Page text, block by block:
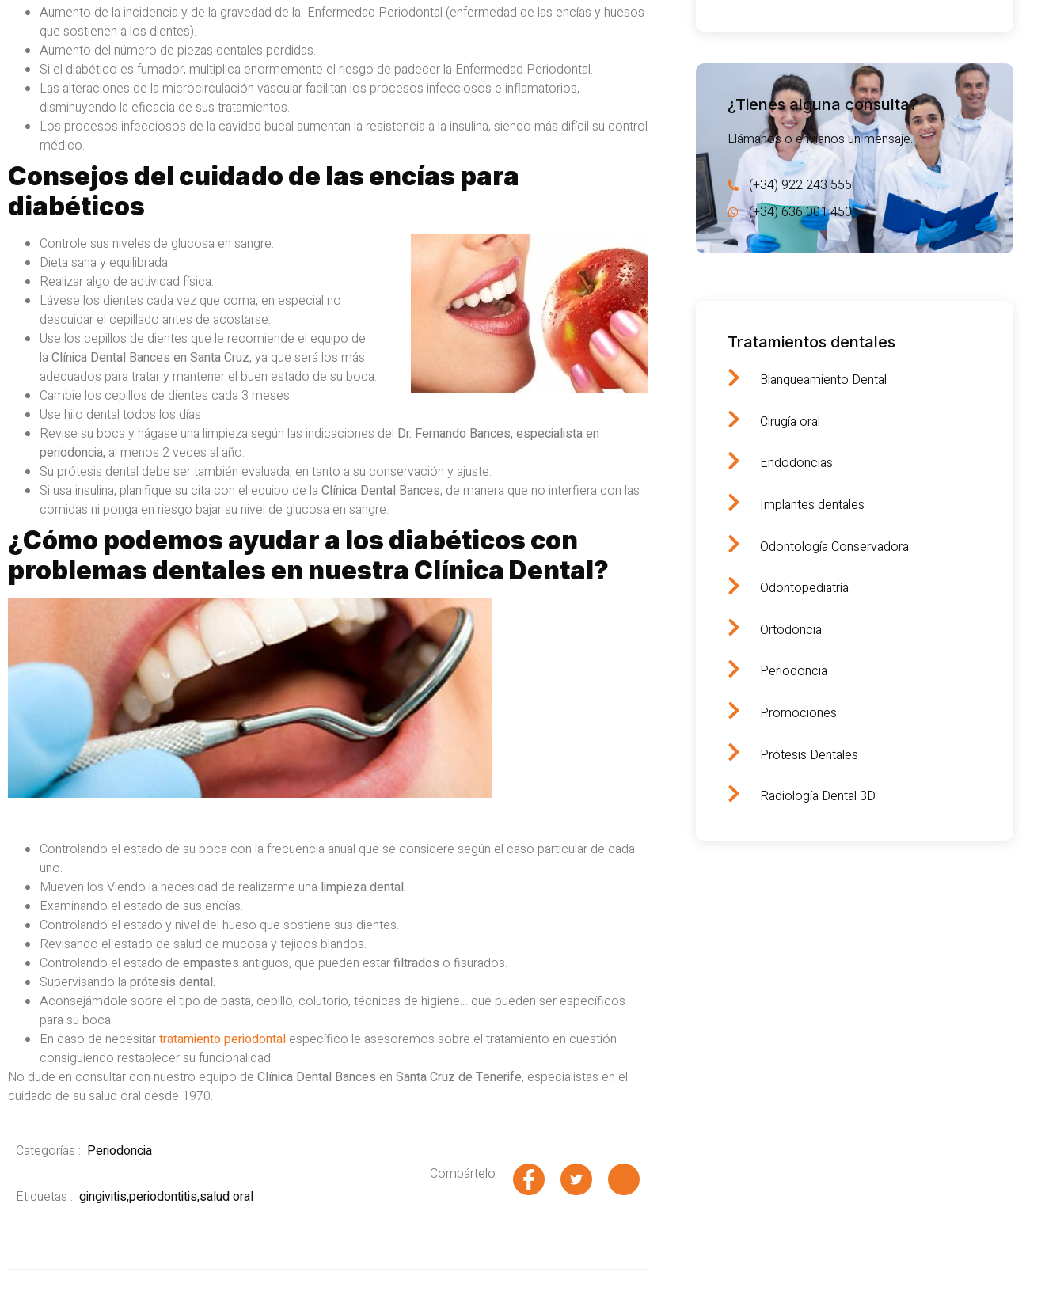
Aumento de la incidencia y de la gravedad de la Enfermedad Periodontal (enfermedad de las encías y huesos
que sostienen a los dientes).
Aumento del número de piezas dentales perdidas.
Si el diabético es fumador, multiplica enormemente el riesgo de padecer la Enfermedad Periodontal.
Las alteraciones de la microcirculación vascular facilitan los procesos infecciosos e inflamatorios,
disminuyendo la eficacia de sus tratamientos.
Los procesos infecciosos de la cavidad bucal aumentan la resistencia a la insulina, siendo más difícil su control
médico.
Consejos del cuidado de las encías para
diabéticos
Controle sus niveles de glucosa en sangre.
Dieta sana y equilibrada.
Realizar algo de actividad física.
Lávese los dientes cada vez que coma, en especial no
descuidar el cepillado antes de acostarse.
Use los cepillos de dientes que le recomiende el equipo de
la Clínica Dental Bances en Santa Cruz, ya que será los más
adecuados para tratar y mantener el buen estado de su boca.
Cambie los cepillos de dientes cada 3 meses.
Use hilo dental todos los días
Revise su boca y hágase una limpieza según las indicaciones del Dr. Fernando Bances, especialista en
periodoncia, al menos 2 veces al año.
Su prótesis dental debe ser también evaluada, en tanto a su conservación y ajuste.
Si usa insulina, planifique su cita con el equipo de la Clínica Dental Bances, de manera que no interfiera con las
comidas ni ponga en riesgo bajar su nivel de glucosa en sangre.
¿Cómo podemos ayudar a los diabéticos con
problemas dentales en nuestra Clínica Dental?
Controlando el estado de su boca con la frecuencia anual que se considere según el caso particular de cada
uno.
Mueven los Viendo la necesidad de realizarme una limpieza dental.
Examinando el estado de sus encías.
Controlando el estado y nivel del hueso que sostiene sus dientes.
Revisando el estado de salud de mucosa y tejidos blandos.
Controlando el estado de empastes antiguos, que pueden estarfiltrados o fisurados.
Supervisando la prótesis dental.
Aconsejámdole sobre el tipo de pasta, cepillo, colutorio, técnicas de higiene… que pueden ser específicos
para su boca.
En caso de necesitartratamiento periodontal específico le asesoremos sobre el tratamiento en cuestión
consiguiendo restablecer su funcionalidad.
No dude en consultar con nuestro equipo de Clínica Dental Bances en Santa Cruz de Tenerife, especialistas en el
cuidado de su salud oral desde 1970.
Categorías : Periodoncia
Etiquetas : gingivitis,periodontitis,salud oral
Compártelo :
¿Tienes alguna consulta?
Llámanos o envíanos un mensaje.
(+34) 922 243 555
(+34) 636 001 450
Tratamientos dentales
Blanqueamiento Dental
Cirugía oral
Endodoncias
Implantes dentales
Odontología Conservadora
Odontopediatría
Ortodoncia
Periodoncia
Promociones
Prótesis Dentales
Radiología Dental 3D